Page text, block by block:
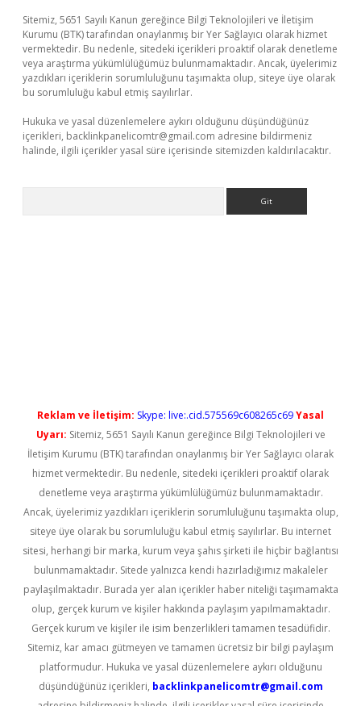
Sitemiz, 5651 Sayılı Kanun gereğince Bilgi Teknolojileri ve İletişim
Kurumu (BTK) tarafından onaylanmış bir Yer Sağlayıcı olarak hizmet
vermektedir. Bu nedenle, sitedeki içerikleri proaktif olarak denetleme
veya araştırma yükümlülüğümüz bulunmamaktadır. Ancak, üyelerimiz
yazdıkları içeriklerin sorumluluğunu taşımakta olup, siteye üye olarak
bu sorumluluğu kabul etmiş sayılırlar.
Hukuka ve yasal düzenlemelere aykırı olduğunu düşündüğünüz
içerikleri, backlinkpanelicomtr@gmail.com adresine bildirmeniz
halinde, ilgili içerikler yasal süre içerisinde sitemizden kaldırılacaktır.
Reklam ve İletişim: Skype: live:.cid.575569c608265c69Yasal
Uyarı: Sitemiz, 5651 Sayılı Kanun gereğince Bilgi Teknolojileri ve
İletişim Kurumu (BTK) tarafından onaylanmış bir Yer Sağlayıcı olarak
hizmet vermektedir. Bu nedenle, sitedeki içerikleri proaktif olarak
denetleme veya araştırma yükümlülüğümüz bulunmamaktadır.
Ancak, üyelerimiz yazdıkları içeriklerin sorumluluğunu taşımakta olup,
siteye üye olarak bu sorumluluğu kabul etmiş sayılırlar. Bu internet
sitesi, herhangi bir marka, kurum veya şahıs şirketi ile hiçbir bağlantısı
bulunmamaktadır. Sitede yalnızca kendi hazırladığımız makaleler
paylaşılmaktadır. Burada yer alan içerikler haber niteliği taşımamakta
olup, gerçek kurum ve kişiler hakkında paylaşım yapılmamaktadır.
Gerçek kurum ve kişiler ile isim benzerlikleri tamamen tesadüfidir.
Sitemiz, kar amacı gütmeyen ve tamamen ücretsiz bir bilgi paylaşım
platformudur. Hukuka ve yasal düzenlemelere aykırı olduğunu
düşündüğünüz içerikleri, backlinkpanelicomtr@gmail.com